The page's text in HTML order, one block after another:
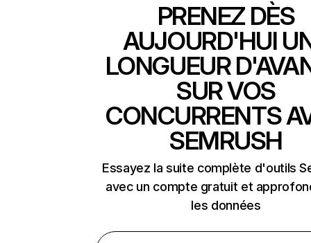
PRENEZ DÈS
AUJOURD'HUI
LONGUEUR
SUR VOS
CONCURRENTS
SEMRUSH
Essayez la suite complète d'outils
avec un compte gratuit et
les données